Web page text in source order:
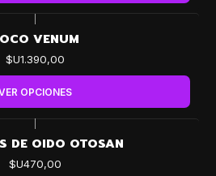
VENUM
$U1.390,00
OPCIONES
DE OIDO OTOSAN
$U470,00